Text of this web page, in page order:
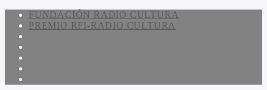
FUNDACIÓN RADIO CULTURA
PREMIO RFI-RADIO CULTURA